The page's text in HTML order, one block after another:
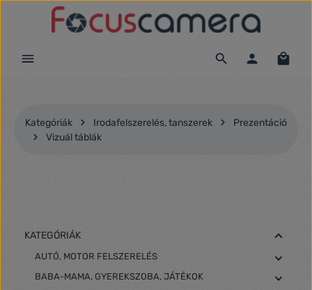
Ugrás a fő tartalomra
Kategóriák Irodafelszerelés, tanszerek
Prezentáció
Vizuál táblák
KATEGÓRIÁK
AUTÓ, MOTOR FELSZERELÉS
BABA-MAMA, GYEREKSZOBA, JÁTÉKOK